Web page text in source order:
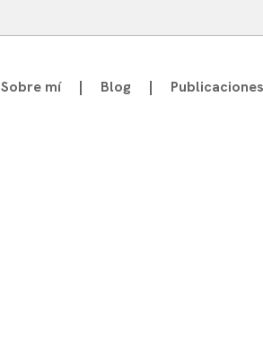
Sobre mí Blog Publicaciones